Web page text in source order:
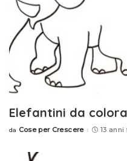
Elefantini da
Posted
da Cose per Crescere 13 anni